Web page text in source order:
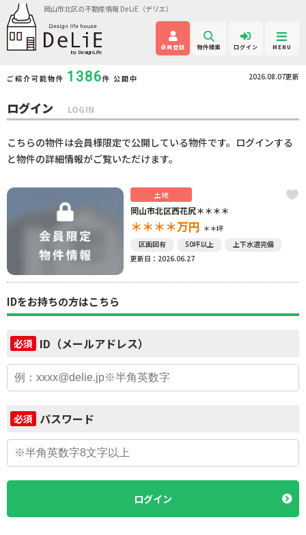
岡山市北区の不動産情報 DeLiE（デリエ）
会員登録 物件検索 ログイン MENU
ご紹介可能物件 1386件 公開中 2026.08.07更新
ログイン LOGIN
こちらの物件は会員様限定で公開している物件です。ログインする
と物件の詳細情報がご覧いただけます。
土地
岡山市北区西花尻＊＊＊＊
＊＊＊＊万円 ＊＊坪
区画図有
50坪以上
上下水道完備
更新日：2026.06.27
IDをお持ちの方はこちら
必須 ID（メールアドレス）
必須 パスワード
ログイン